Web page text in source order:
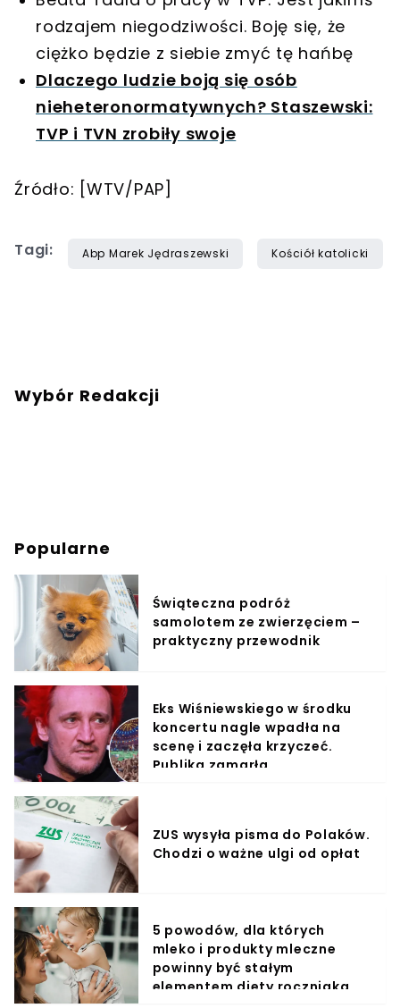
rodzajem niegodziwości. Boję się, że
ciężko będzie z siebie zmyć tę hańbę
Dlaczego ludzie boją się osób
nieheteronormatywnych? Staszewski:
TVP i TVN zrobiły swoje
Źródło: [WTV/PAP]
Tagi: Abp Marek Jędraszewski Kościół katolicki
Wybór Redakcji
Popularne
Świąteczna podróż
samolotem ze zwierzęciem –
praktyczny przewodnik
Eks Wiśniewskiego w środku
koncertu nagle wpadła na
scenę i zaczęła krzyczeć.
Publika zamarła
ZUS wysyła pisma do Polaków.
Chodzi o ważne ulgi od opłat
5 powodów, dla których
mleko i produkty mleczne
powinny być stałym
elementem diety roczniaka